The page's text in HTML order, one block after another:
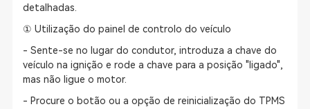
detalhadas.
① Utilização do painel de controlo do veículo
- Sente-se no lugar do condutor, introduza a chave do
veículo na ignição e rode a chave para a posição "ligado",
mas não ligue o motor.
- Procure o botão ou a opção de reinicialização do TPMS